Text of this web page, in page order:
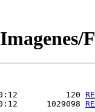
120
1029098